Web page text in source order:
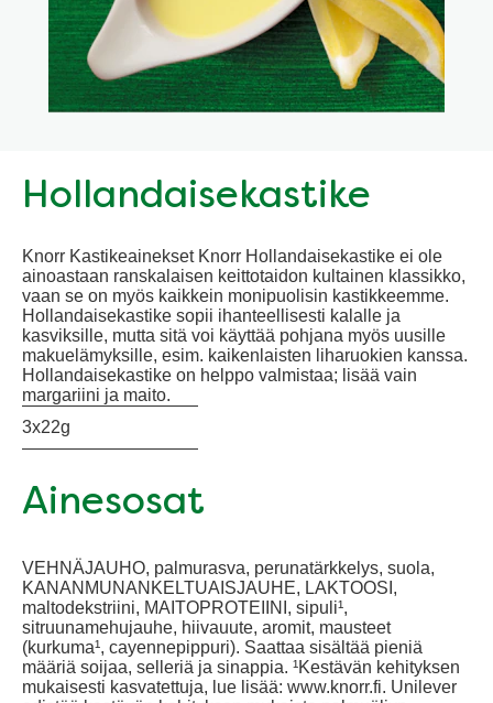
Hollandaisekastike
Knorr Kastikeainekset Knorr Hollandaisekastike ei ole
ainoastaan ranskalaisen keittotaidon kultainen klassikko,
vaan se on myös kaikkein monipuolisin kastikkeemme.
Hollandaisekastike sopii ihanteellisesti kalalle ja
kasviksille, mutta sitä voi käyttää pohjana myös uusille
makuelämyksille, esim. kaikenlaisten liharuokien kanssa.
Hollandaisekastike on helppo valmistaa; lisää vain
margariini ja maito.
3x22g
Ainesosat
VEHNÄJAUHO, palmurasva, perunatärkkelys, suola,
KANANMUNANKELTUAISJAUHE, LAKTOOSI,
maltodekstriini, MAITOPROTEIINI, sipuli¹,
sitruunamehujauhe, hiivauute, aromit, mausteet
(kurkuma¹, cayennepippuri). Saattaa sisältää pieniä
määriä soijaa, selleriä ja sinappia. ¹Kestävän kehityksen
mukaisesti kasvatettuja, lue lisää: www.knorr.fi. Unilever